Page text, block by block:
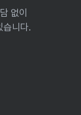
없이
습니다.